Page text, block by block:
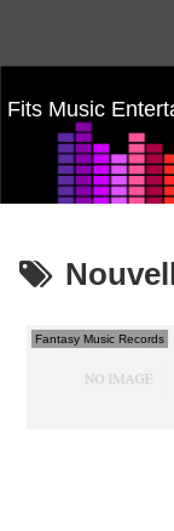
Fits Music
Fantasy Music Records